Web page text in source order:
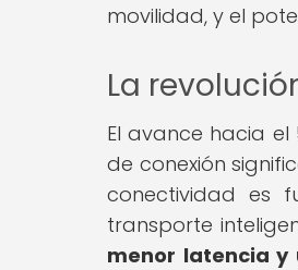
movilidad, y el
La
El avance hacia
de conexión
conectividad es
transporte
menor latencia y